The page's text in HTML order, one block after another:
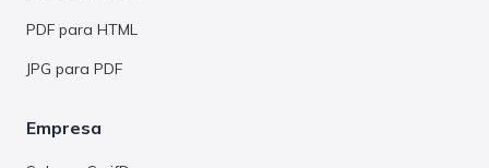
PDF para HTML
JPG para PDF
Empresa